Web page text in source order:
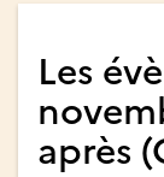
Les
après